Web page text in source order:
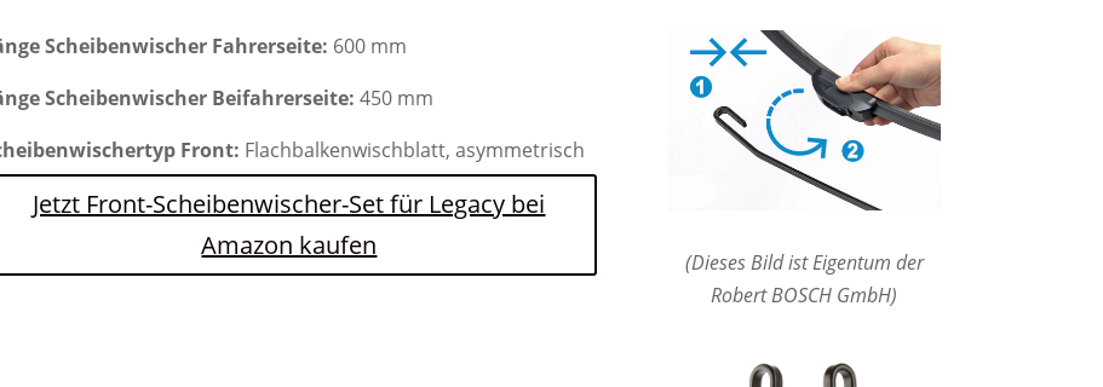
Scheibenwischer Fahrerseite: 600 mm
Scheibenwischer Beifahrerseite: 450 mm
Front: Flachbalkenwischblatt, asymmetrisch
Jetzt Front-Scheibenwischer-Set für Legacy bei
Amazon kaufen
(Dieses Bild ist Eigentum der
Robert BOSCH GmbH)